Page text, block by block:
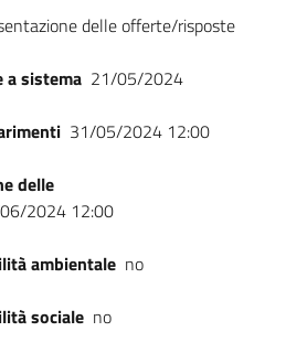
delle offerte/risposte
a sistema 21/05/2024
31/05/2024 12:00
delle
2024 12:00
ambientale no
sociale no